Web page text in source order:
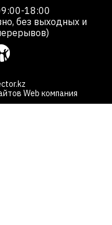
18:00
без выходных и
Web компания